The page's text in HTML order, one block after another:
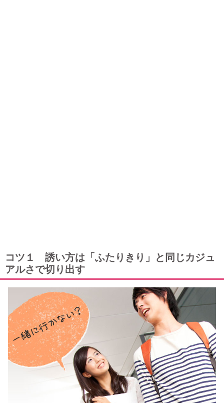
コツ１ 誘い方は「ふたりきり」と同じカジュ
アルさで切り出す